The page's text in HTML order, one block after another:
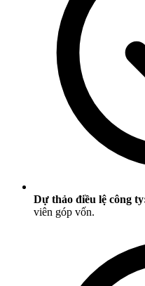
Dự thảo điều lệ công
viên góp vốn.